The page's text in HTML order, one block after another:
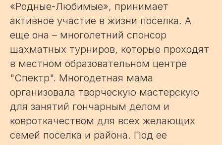
«Родные-Любимые», принимает
активное участие в жизни поселка. А
еще она – многолетний спонсор
шахматных турниров, которые проходят
в местном образовательном центре
"Спектр". Многодетная мама
организовала творческую мастерскую
для занятий гончарным делом и
ковроткачеством для всех желающих
семей поселка и района. Под ее